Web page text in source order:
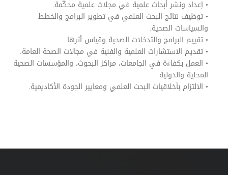
• إعداد ونشر أبحاث علمية في مجلات علمية محكّمة.
• توظيف نتائج البحث العلمي في تطوير البرامج والخطط
والسياسات الصحية.
• تقييم البرامج والتدخلات الصحية وقياس أثرها.
• تقديم الاستشارات العلمية والفنية في مجالات الصحة العامة.
• العمل بكفاءة في الجامعات، مراكز البحوث، والمؤسسات الصحية
المحلية والدولية.
• الالتزام بأخلاقيات البحث العلمي ومعايير الجودة الأكاديمية.